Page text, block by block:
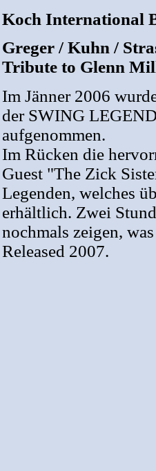
Koch International
Greger / Kuhn /
Tribute to Glenn
Im Jänner 2006
der SWING
aufgenommen.
Im Rücken die
Guest "The Zick
Legenden, welches
erhältlich. Zwei
nochmals zeigen,
Released 2007.